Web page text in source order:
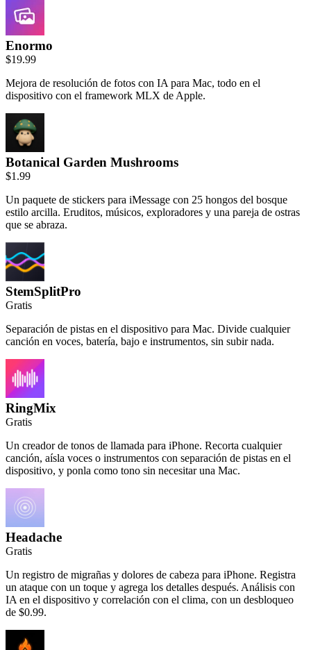
Enormo
$19.99
Mejora de resolución de fotos con IA para Mac, todo en el
dispositivo con el framework MLX de Apple.
Botanical Garden Mushrooms
$1.99
Un paquete de stickers para iMessage con 25 hongos del bosque
estilo arcilla. Eruditos, músicos, exploradores y una pareja de ostras
que se abraza.
StemSplitPro
Gratis
Separación de pistas en el dispositivo para Mac. Divide cualquier
canción en voces, batería, bajo e instrumentos, sin subir nada.
RingMix
Gratis
Un creador de tonos de llamada para iPhone. Recorta cualquier
canción, aísla voces o instrumentos con separación de pistas en el
dispositivo, y ponla como tono sin necesitar una Mac.
Headache
Gratis
Un registro de migrañas y dolores de cabeza para iPhone. Registra
un ataque con un toque y agrega los detalles después. Análisis con
IA en el dispositivo y correlación con el clima, con un desbloqueo
de $0.99.